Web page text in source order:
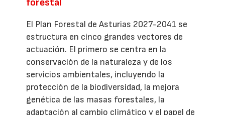
forestal
El Plan Forestal de Asturias 2027-2041 se
estructura en cinco grandes vectores de
actuación. El primero se centra en la
conservación de la naturaleza y de los
servicios ambientales, incluyendo la
protección de la biodiversidad, la mejora
genética de las masas forestales, la
adaptación al cambio climático y el papel de